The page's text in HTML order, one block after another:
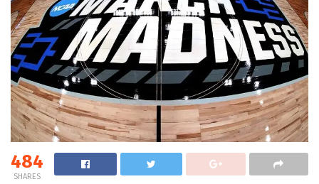
484
SHARES